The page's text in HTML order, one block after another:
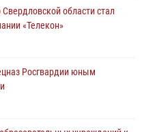
области стал
«Телекон»
Росгвардии юным